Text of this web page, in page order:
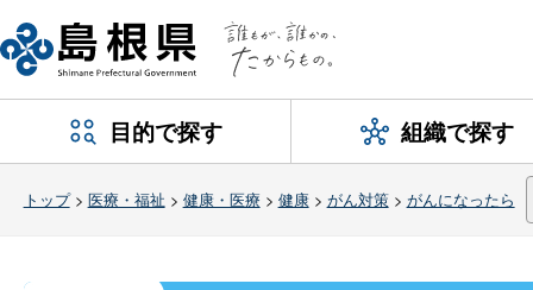
目的で探す 組織で探す
トップ> 医療・福祉 > 健康・医療 > 健康> がん対策> がんになったら